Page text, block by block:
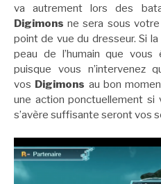
va autrement lors des
Digimons ne sera sous
point de vue du dresseur. Si
peau de l’humain que vous
puisque vous n’intervenez
vos Digimons au bon
une action ponctuellement si
s’avère suffisante seront vos